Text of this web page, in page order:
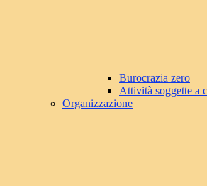
Burocrazia zero
Attività soggette a
Organizzazione